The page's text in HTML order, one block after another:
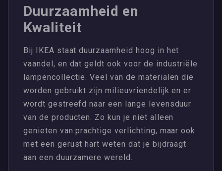
Duurzaamheid en
Kwaliteit
Bij IKEA staat duurzaamheid hoog in het
vaandel, en dat geldt ook voor de industriële
lampencollectie. Veel van de materialen die
worden gebruikt zijn milieuvriendelijk en er
wordt gestreefd naar een lange levensduur
van de producten. Zo kun je niet alleen
genieten van prachtige verlichting, maar ook
met een gerust hart weten dat je bijdraagt
aan een duurzamere wereld.